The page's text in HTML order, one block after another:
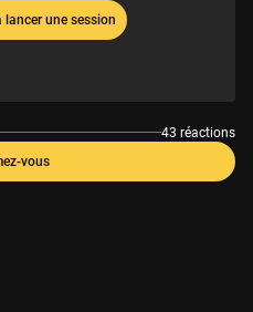
lancer une session
43 réactions
vous